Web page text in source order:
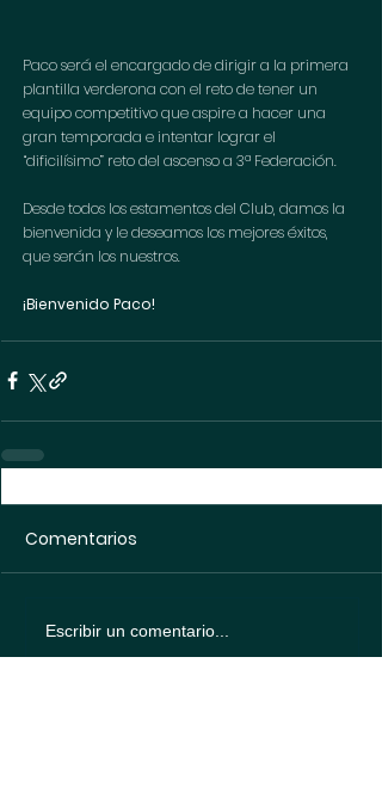
Paco será el encargado de dirigir a la primera
plantilla verderona con el reto de tener un
equipo competitivo que aspire a hacer una
gran temporada e intentar lograr el
“dificilísimo” reto del ascenso a 3ª Federación.
Desde todos los estamentos del Club, damos la
bienvenida y le deseamos los mejores éxitos,
que serán los nuestros.
¡Bienvenido Paco!
Comentarios
Escribir un comentario...